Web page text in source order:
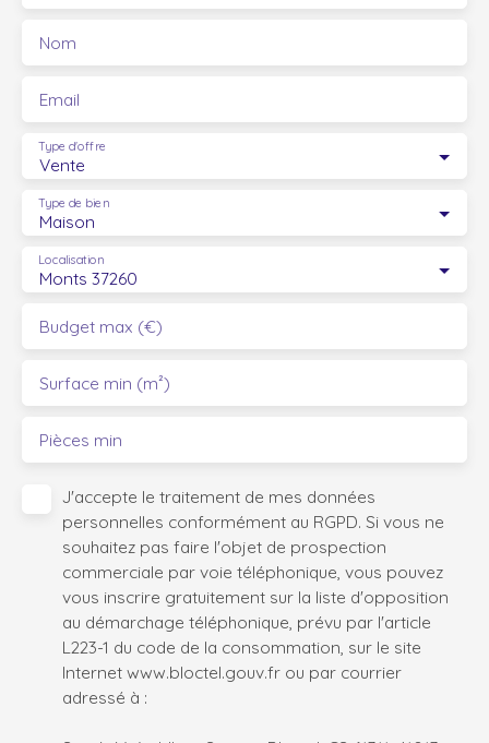
Nom
Email
Vente
Type d'offre
Maison
Type de bien
Monts 37260
Localisation
Budget max (€)
Surface min (m²)
Pièces min
J'accepte le traitement de mes données
personnelles conformément au RGPD. Si vous ne
souhaitez pas faire l'objet de prospection
commerciale par voie téléphonique, vous pouvez
vous inscrire gratuitement sur la liste d'opposition
au démarchage téléphonique, prévu par l'article
L223-1 du code de la consommation, sur le site
Internet www.bloctel.gouv.fr ou par courrier
adressé à :